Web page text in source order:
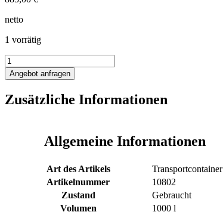
netto
1 vorrätig
1000L
Edelstahl
Transportbehälter
Angebot anfragen
Zusätzliche Informationen
Allgemeine Informationen
Art des Artikels
Transportcontainer
Artikelnummer
10802
Zustand
Gebraucht
Volumen
1000 l